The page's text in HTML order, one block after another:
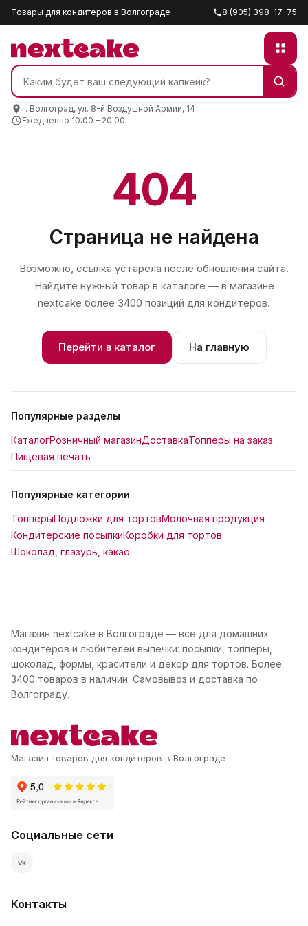
Товары для кондитеров в Волгограде 8 (905) 398-17-75
г. Волгоград, ул. 8-й Воздушной Армии, 14
Ежедневно 10:00 – 20:00
404
Страница не найдена
Возможно, ссылка устарела после обновления сайта.
Найдите нужный товар в каталоге — в магазине
nextcake более 3400 позиций для кондитеров.
Перейти в каталог На главную
Популярные разделы
КаталогРозничный магазинДоставкаТопперы на заказ
Пищевая печать
Популярные категории
ТопперыПодложки для тортовМолочная продукция
Кондитерские посыпкиКоробки для тортов
Шоколад, глазурь, какао
Магазин nextcake в Волгограде — всё для домашних
кондитеров и любителей выпечки: посыпки, топперы,
шоколад, формы, красители и декор для тортов. Более
3400 товаров в наличии. Самовывоз и доставка по
Волгограду.
Магазин товаров для кондитеров в Волгограде
Социальные сети
vk
Контакты